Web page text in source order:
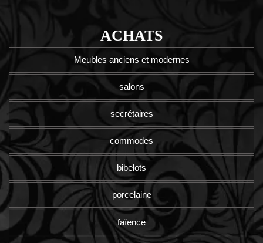
ACHATS
Meubles anciens et modernes
salons
secrétaires
commodes
bibelots
porcelaine
faïence